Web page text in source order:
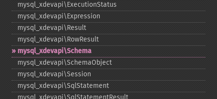
mysql_​xdevapi\ExecutionStatus
mysql_​xdevapi\Expression
mysql_​xdevapi\Result
mysql_​xdevapi\RowResult
mysql_​xdevapi\Schema
mysql_​xdevapi\SchemaObject
mysql_​xdevapi\Session
mysql_​xdevapi\SqlStatement
mysql_​xdevapi\SqlStatementResult